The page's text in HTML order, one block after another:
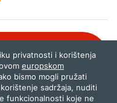
samo provjerene i pravilne
privatnosti i korištenja
europskom
bismo mogli pružati
sadržaja, nuditi
funkcionalnosti koje ne